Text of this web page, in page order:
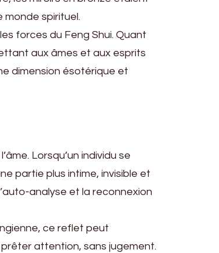
monde spirituel.
forces du Feng Shui. Quant
aux âmes et aux esprits
dimension ésotérique et
Lorsqu’un individu se
partie plus intime, invisible et
analyse et la reconnexion
ce reflet peut
attention, sans jugement.